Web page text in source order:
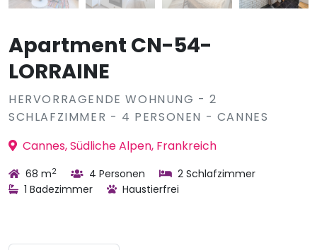
Apartment CN-54-
LORRAINE
HERVORRAGENDE WOHNUNG - 2
SCHLAFZIMMER - 4 PERSONEN - CANNES
Cannes, Südliche Alpen, Frankreich
68 m2 4 Personen
2 Schlafzimmer
1 Badezimmer
Haustierfrei